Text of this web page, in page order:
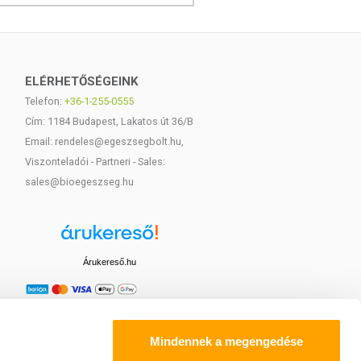
Mindennek a megengedése
ELÉRHETŐSÉGEINK
Telefon: +36-1-255-0555
Cím: 1184 Budapest, Lakatos út 36/B
Email: rendeles@egeszsegbolt.hu,
Viszonteladói - Partneri - Sales:
sales@bioegeszseg.hu
Árukereső.hu